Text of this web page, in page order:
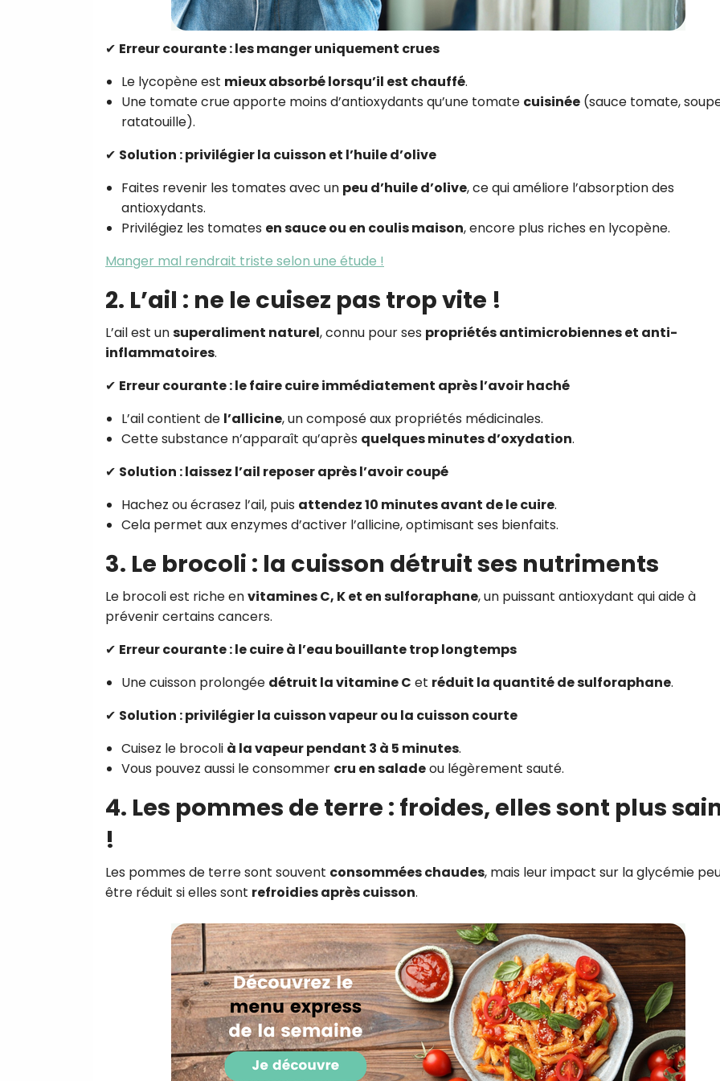
✔ Erreur courante : les manger uniquement crues
Le lycopène est mieux absorbé lorsqu’il est chauffé.
Une tomate crue apporte moins d’antioxydants qu’une tomate cuisinée (sauce tomate,
ratatouille).
✔ Solution : privilégier la cuisson et l’huile d’olive
Faites revenir les tomates avec un peu d’huile d’olive, ce qui améliore l’absorption des
antioxydants.
Privilégiez les tomates en sauce ou en coulis maison, encore plus riches en lycopène.
Manger mal rendrait triste selon une étude !
2. L’ail : ne le cuisez pas trop vite !
L’ail est unsuperaliment naturel, connu pour ses propriétés antimicrobiennes et anti-
inflammatoires.
✔ Erreur courante : le faire cuire immédiatement après l’avoir haché
L’ail contient de l’allicine, un composé aux propriétés médicinales.
Cette substance n’apparaît qu’après quelques minutes d’oxydation.
✔ Solution : laissez l’ail reposer après l’avoir coupé
Hachez ou écrasez l’ail, puis attendez 10 minutes avant de le cuire.
Cela permet aux enzymes d’activer l’allicine, optimisant ses bienfaits.
3. Le brocoli : la cuisson détruit ses nutriments
Le brocoli est riche envitamines C, K et en sulforaphane, un puissant antioxydant qui aide à
prévenir certains cancers.
✔ Erreur courante : le cuire à l’eau bouillante trop longtemps
Une cuisson prolongée détruit la vitamine C et réduit la quantité de sulforaphane.
✔ Solution : privilégier la cuisson vapeur ou la cuisson courte
Cuisez le brocoli à la vapeur pendant 3 à 5 minutes.
Vous pouvez aussi le consommer cru en saladeou légèrement sauté.
4. Les pommes de terre : froides, elles sont plus
!
Les pommes de terre sont souvent consommées chaudes, mais leur impact sur la glycémie
être réduit si elles sont refroidies après cuisson.